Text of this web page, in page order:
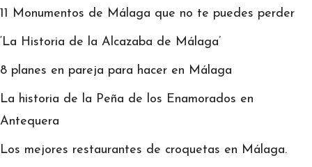
11 Monumentos de Málaga que no te puedes perder
‘La Historia de la Alcazaba de Málaga’
8 planes en pareja para hacer en Málaga
La historia de la Peña de los Enamorados en
Antequera
Los mejores restaurantes de croquetas en Málaga.